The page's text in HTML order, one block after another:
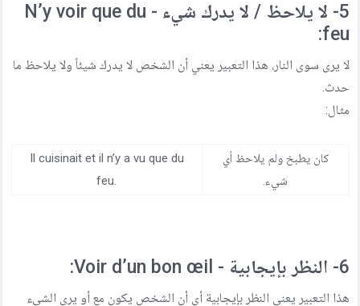
5- لا يلاحظ / لا يدرك شيء - N’y voir que du
feu:
لا يرى سوى النار، هذا التعبير يعني أن الشخص لا يدرك شيئاً ولا يلاحظ ما
حدث.
مثال:
كان يطبخ ولم يلاحظ أي
شيء.
Il cuisinait et il n’y a vu que du
feu.
6- النظر بإيجابية - Voir d’un bon œil:
هذا التعبير يعني النظر بإيجابية أي أن الشخص يكون مع أو يرى الشيء